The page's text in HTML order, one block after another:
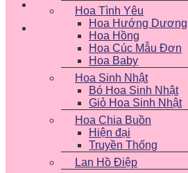
Hoa Tình Yêu
Hoa Hướng Dương
Hoa Hồng
Hoa Cúc Mẫu Đơn
Hoa Baby
Hoa Sinh Nhật
Bó Hoa Sinh Nhật
Giỏ Hoa Sinh Nhật
Hoa Chia Buồn
Hiện đại
Truyền Thống
Lan Hồ Điệp